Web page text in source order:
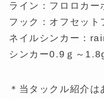
ライン：フロロカー
フック：オフセット
ネイルシンカー：
シンカー0.9ｇ～
＊当タックル紹介